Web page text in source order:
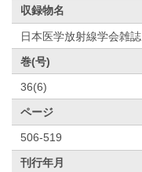
収録物名
日本医学放射線学会雑誌
巻(号)
36(6)
ページ
506-519
刊行年月